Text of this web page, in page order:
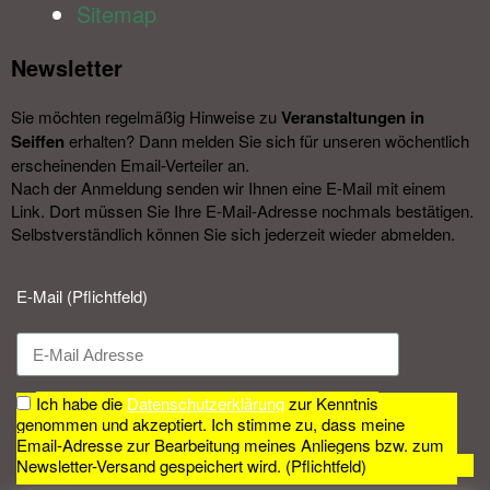
Sitemap
Newsletter​
Sie möchten regelmäßig Hinweise zu Veranstal­tungen in
Seiffen erhalten? Dann melden Sie sich für unseren wöchentlich
erscheinenden Email-Verteiler an.
Nach der Anmeldung senden wir Ihnen eine E-Mail mit einem
Link. Dort müssen Sie Ihre E-Mail-Adresse nochmals bestätigen.
Selbstverständlich können Sie sich jederzeit wieder abmelden.​
E-Mail (Pflichtfeld)
Ich habe die Datenschutzerklärungzur Kenntnis
genommen und akzeptiert. Ich stimme zu, dass meine
Email-Adresse zur Bearbeitung meines Anliegens bzw. zum
Newsletter-Versand gespeichert wird. (Pflichtfeld)